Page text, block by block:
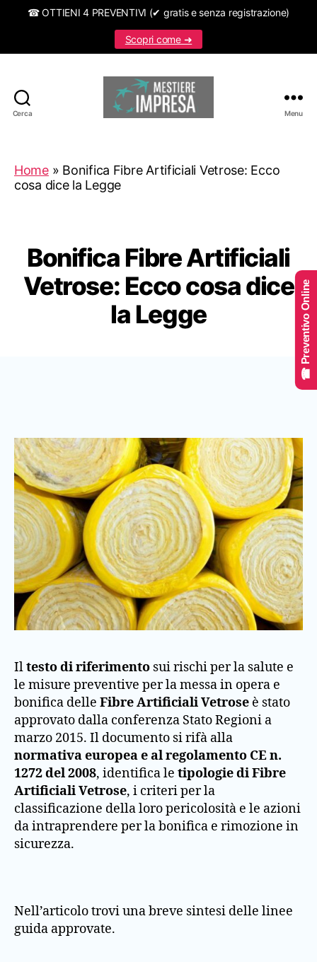
☎ OTTIENI 4 PREVENTIVI (✔ gratis e senza registrazione)
Scopri come ➜
Cerca Menu
Home» Bonifica Fibre Artificiali Vetrose: Ecco
cosa dice la Legge
Bonifica Fibre Artificiali
Vetrose: Ecco cosa dice
la Legge
Iltesto di riferimento sui rischi per la salute e
le misure preventive per la messa in opera e
bonifica delle Fibre Artificiali Vetrose è stato
approvato dalla conferenza Stato Regioni a
marzo 2015. Il documento si rifà alla
normativa europea e al regolamento CE n.
1272 del 2008, identifica le tipologie di Fibre
Artificiali Vetrose, i criteri per la
classificazione della loro pericolosità e le azioni
da intraprendere per la bonifica e rimozione in
sicurezza.
Nell’articolo trovi una breve sintesi delle linee
guida approvate.
☎ Preventivo Online